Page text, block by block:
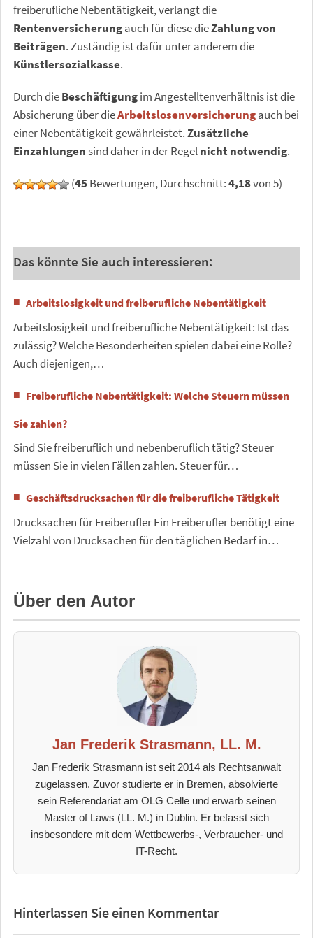
freiberufliche Nebentätigkeit, verlangt die
Rentenversicherungauch für diese dieZahlung von
Beiträgen. Zuständig ist dafür unter anderem die
Künstlersozialkasse.
Durch dieBeschäftigungim Angestelltenverhältnis ist die
Absicherung über dieArbeitslosenversicherungauch bei
einer Nebentätigkeit gewährleistet.Zusätzliche
Einzahlungensind daher in der Regelnicht notwendig.
(45Bewertungen, Durchschnitt:4,18von 5)
Das könnte Sie auch interessieren:
Arbeitslosigkeit und freiberufliche Nebentätigkeit
Arbeitslosigkeit und freiberufliche Nebentätigkeit: Ist das
zulässig? Welche Besonderheiten spielen dabei eine Rolle?
Auch diejenigen,…
Freiberufliche Nebentätigkeit: Welche Steuern müssen
Sie zahlen?
Sind Sie freiberuflich und nebenberuflich tätig? Steuer
müssen Sie in vielen Fällen zahlen. Steuer für…
Geschäftsdrucksachen für die freiberufliche Tätigkeit
Drucksachen für Freiberufler Ein Freiberufler benötigt eine
Vielzahl von Drucksachen für den täglichen Bedarf in…
Über den Autor
Jan Frederik Strasmann, LL. M.
Jan Frederik Strasmann ist seit 2014 als Rechtsanwalt
zugelassen. Zuvor studierte er in Bremen, absolvierte
sein Referendariat am OLG Celle und erwarb seinen
Master of Laws (LL. M.) in Dublin. Er befasst sich
insbesondere mit dem Wettbewerbs-, Verbraucher- und
IT-Recht.
Hinterlassen Sie einen Kommentar